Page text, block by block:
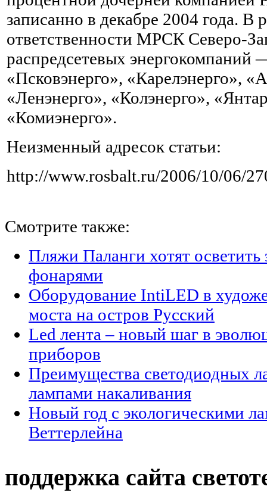
записанно в декабре 2004 года. В
ответственности МРСК Северо-
распредсетевых энергокомпаний
«Псковэнерго», «Карелэнерго»,
«Ленэнерго», «Колэнерго»,
«Комиэнерго».
Неизменный адресок статьи:
http://www.rosbalt.ru/2006/10/06/
Смотрите также:
Пляжи Паланги хотят
фонарями
Оборудование IntiLED в
моста на остров Русский
Led лента – новый шаг в
приборов
Преимущества светодиодных
лампами накаливания
Новый год с экологическими
Веттерлейна
поддержка сайта